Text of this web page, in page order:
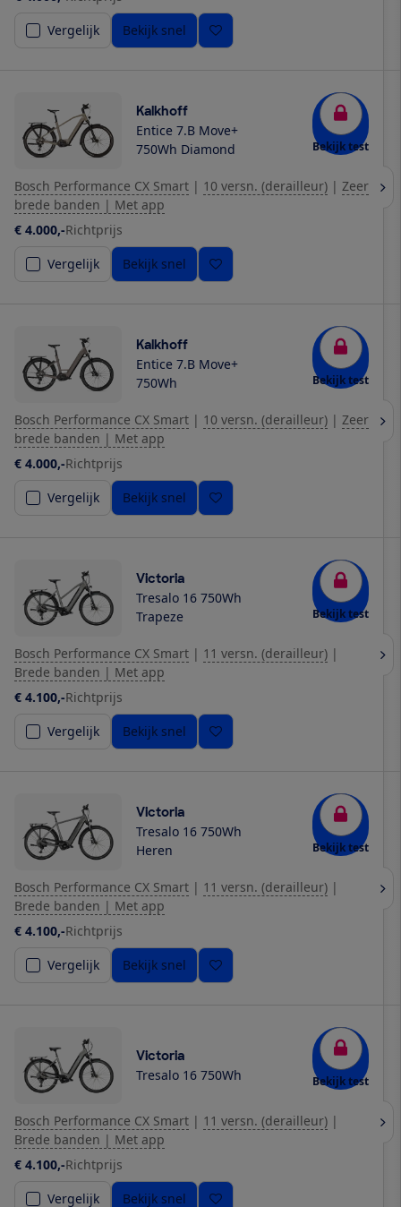
Vergelijk
Bekijk snel
Kalkhoff
Entice 7.B Move+
750Wh Diamond
Bekijk test
Bosch Performance CX Smart | 10 versn. (derailleur) | Zeer
brede banden | Met app
€ 4.000,-Richtprijs
Vergelijk
Bekijk snel
Kalkhoff
Entice 7.B Move+
750Wh
Bekijk test
Bosch Performance CX Smart | 10 versn. (derailleur) | Zeer
brede banden | Met app
€ 4.000,-Richtprijs
Vergelijk
Bekijk snel
Victoria
Tresalo 16 750Wh
Trapeze
Bekijk test
Bosch Performance CX Smart | 11 versn. (derailleur) |
Brede banden | Met app
€ 4.100,-Richtprijs
Vergelijk
Bekijk snel
Victoria
Tresalo 16 750Wh
Heren
Bekijk test
Bosch Performance CX Smart | 11 versn. (derailleur) |
Brede banden | Met app
€ 4.100,-Richtprijs
Vergelijk
Bekijk snel
Victoria
Tresalo 16 750Wh Bekijk test
Bosch Performance CX Smart | 11 versn. (derailleur) |
Brede banden | Met app
€ 4.100,-Richtprijs
Vergelijk
Bekijk snel